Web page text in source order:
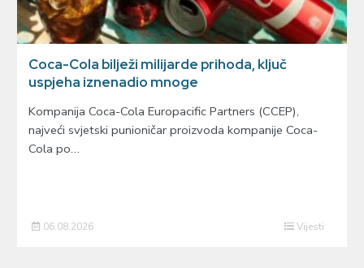
Coca-Cola bilježi milijarde prihoda, ključ
uspjeha iznenadio mnoge
Kompanija Coca-Cola Europacific Partners (CCEP),
najveći svjetski punioničar proizvoda kompanije Coca-
Cola po…
06.08.2026 Vijesti